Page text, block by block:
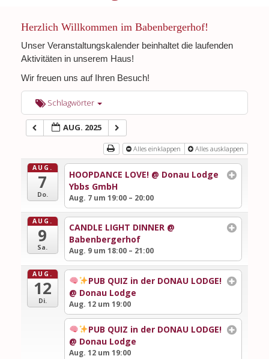
Herzlich Willkommen im Babenbergerhof!
Unser Veranstaltungskalender beinhaltet die laufenden
Aktivitäten in unserem Haus!
Wir freuen uns auf Ihren Besuch!
Schlagwörter
AUG. 2025
Alles einklappen Alles ausklappen
AUG.
7
Do.
HOOPDANCE LOVE! @ Donau Lodge
Ybbs GmbH
Aug. 7 um 19:00 – 20:00
AUG.
9
Sa.
CANDLE LIGHT DINNER @
Babenbergerhof
Aug. 9 um 18:00 – 21:00
AUG.
12
Di.
PUB QUIZ in der DONAU LODGE!
@ Donau Lodge
Aug. 12 um 19:00
PUB QUIZ in der DONAU LODGE!
@ Donau Lodge
Aug. 12 um 19:00